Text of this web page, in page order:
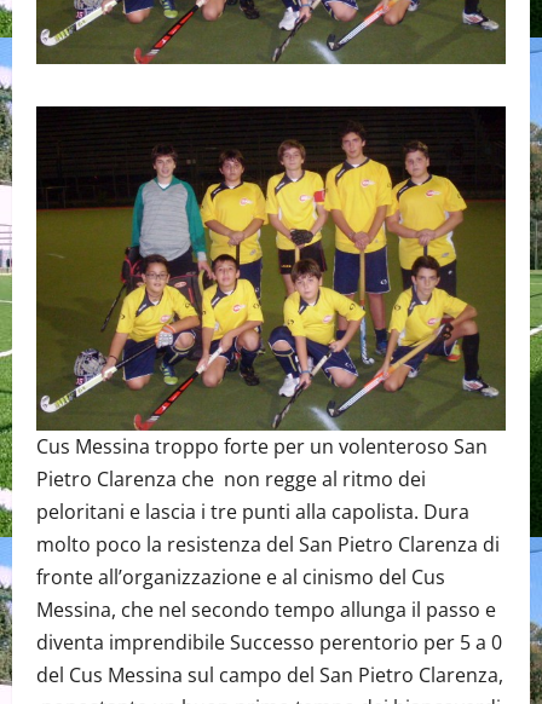
Cus Messina troppo forte per un volenteroso San
Pietro Clarenza che non regge al ritmo dei
peloritani e lascia i tre punti alla capolista. Dura
molto poco la resistenza del San Pietro Clarenza di
fronte all’organizzazione e al cinismo del Cus
Messina, che nel secondo tempo allunga il passo e
diventa imprendibile Successo perentorio per 5 a 0
del Cus Messina sul campo del San Pietro Clarenza,